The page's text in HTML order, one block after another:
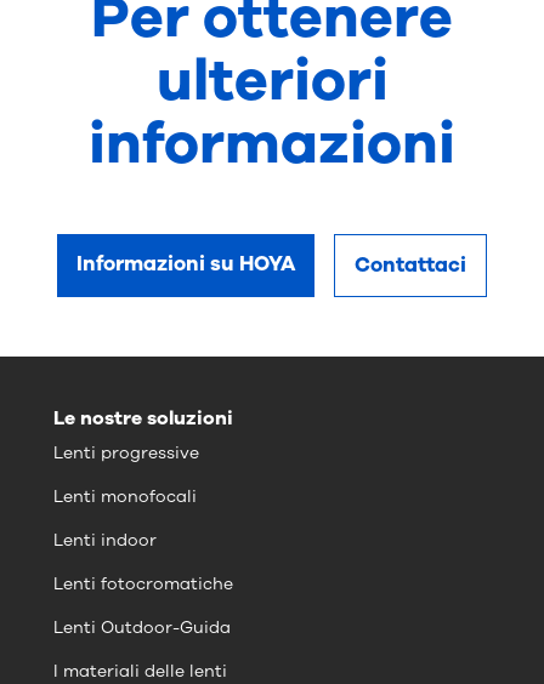
Per ottenere
ulteriori
informazioni
Informazioni su HOYA Contattaci
Le nostre soluzioni
Lenti progressive
Lenti monofocali
Lenti indoor
Lenti fotocromatiche
Lenti Outdoor-Guida
I materiali delle lenti